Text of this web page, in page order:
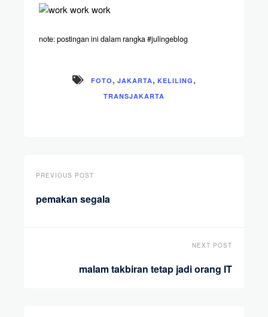
note: postingan ini dalam rangka #julingeblog
FOTO , JAKARTA, KELILING ,
TRANSJAKARTA
PREVIOUS POST
pemakan segala
NEXT POST
malam takbiran tetap jadi orang IT